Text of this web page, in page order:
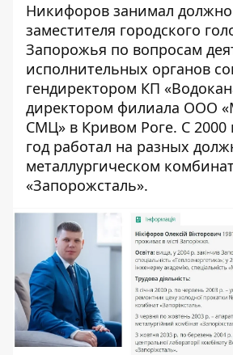
Никифоров занимал
заместителя городского
Запорожья по вопросам
исполнительных органов
гендиректором КП
директором филиала ООО
СМЦ» в Кривом Роге. С 2000
год работал на разных
металлургическом
«Запорожсталь».